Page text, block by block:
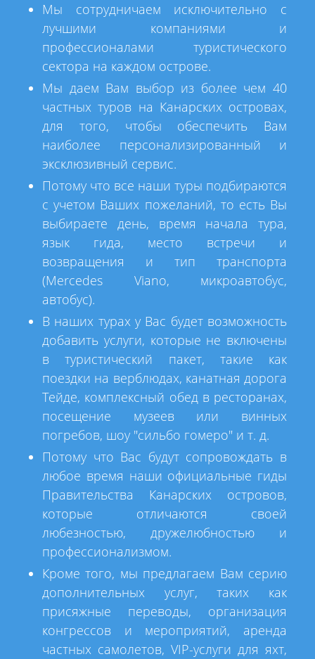
Мы сотрудничаем исключительно с
лучшими компаниями и
профессионалами туристического
сектора на каждом острове.
Мы даем Вам выбор из более чем 40
частных туров на Канарских островах,
для того, чтобы обеспечить Вам
наиболее персонализированный и
эксклюзивный сервис.
Потому что все наши туры подбираются
с учетом Ваших пожеланий, то есть Вы
выбираете день, время начала тура,
язык гида, место встречи и
возвращения и тип транспорта
(Mercedes Viano, микроавтобус,
автобус).
В наших турах у Вас будет возможность
добавить услуги, которые не включены
в туристический пакет, такие как
поездки на верблюдах, канатная дорога
Тейде, комплексный обед в ресторанах,
посещение музеев или винных
погребов, шоу "сильбо гомеро" и т. д.
Потому что Вас будут сопровождать в
любое время наши официальные гиды
Правительства Канарских островов,
которые отличаются своей
любезностью, дружелюбностью и
профессионализмом.
Кроме того, мы предлагаем Вам серию
дополнительных услуг, таких как
присяжные переводы, организация
конгрессов и мероприятий, аренда
частных самолетов, VIP-услуги для яхт,